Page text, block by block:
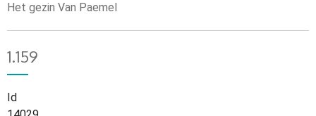
Het gezin Van Paemel
1.159
Id